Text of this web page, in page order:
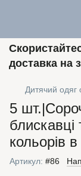
доставка на
Дитячий одяг
5
кольорів
Артикул: #86